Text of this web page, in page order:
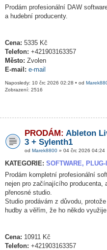
Prodám profesionální DAW
a hudební producenty.
Cena: 5335 Kč
Telefon: +421903163357
Město: Zvolen
E-mail: e-mail
Naposledy: 10 črc 2026 02:28 • od
Zobrazení: 2516
PRODÁM: Ableton
3 + Sylenth1
od Marek8800 » 04 črc 2026 04:24
KATEGORIE: SOFTWARE, PLUG-
Prodám kompletní profesionální
nejen pro začínajícího producenta,
přenosné studio.
Studio prodávám z důvodu,
hudby a věřím, že ho někdo
Cena: 10911 Kč
Telefon: +421903163357